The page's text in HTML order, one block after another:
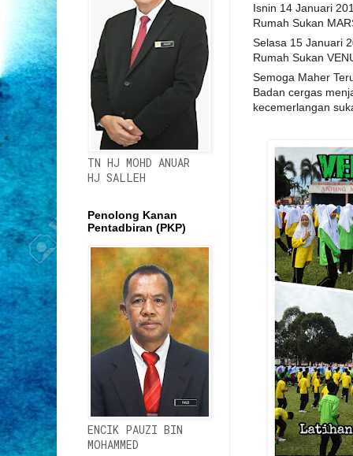
Isnin 14 Januari
Rumah Sukan
Selasa 15 Januari
Rumah Sukan
Semoga Maher
Badan cergas
kecemerlangan
TN HJ MOHD ANUAR
HJ SALLEH
Penolong Kanan
Pentadbiran (PKP)
ENCIK PAUZI BIN
MOHAMMED